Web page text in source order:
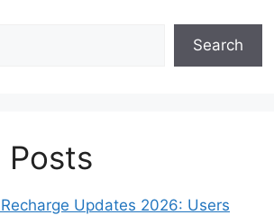
Search
Posts
Updates 2026: Users